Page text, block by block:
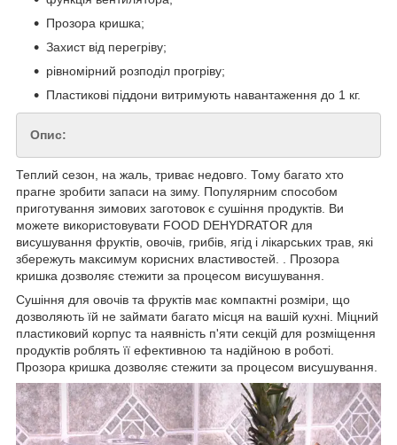
Прозора кришка;
Захист від перегріву;
рівномірний розподіл прогріву;
Пластикові піддони витримують навантаження до 1 кг.
Опис:
Теплий сезон, на жаль, триває недовго. Тому багато хто
прагне зробити запаси на зиму. Популярним способом
приготування зимових заготовок є сушіння продуктів. Ви
можете використовувати FOOD DEHYDRATOR для
висушування фруктів, овочів, грибів, ягід і лікарських трав, які
збережуть максимум корисних властивостей. . Прозора
кришка дозволяє стежити за процесом висушування.
Сушіння для овочів та фруктів має компактні розміри, що
дозволяють їй не займати багато місця на вашій кухні. Міцний
пластиковий корпус та наявність п'яти секцій для розміщення
продуктів роблять її ефективною та надійною в роботі.
Прозора кришка дозволяє стежити за процесом висушування.